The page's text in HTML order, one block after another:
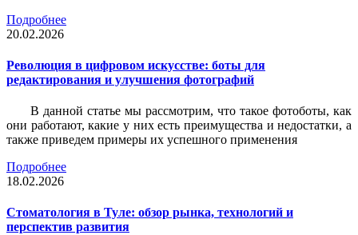
Подробнее
20.02.2026
Революция в цифровом искусстве: боты для
редактирования и улучшения фотографий
В данной статье мы рассмотрим, что такое фотоботы, как
они работают, какие у них есть преимущества и недостатки, а
также приведем примеры их успешного применения
Подробнее
18.02.2026
Стоматология в Туле: обзор рынка, технологий и
перспектив развития